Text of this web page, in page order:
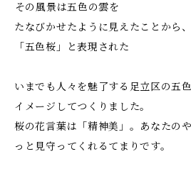
――その風景は五色の雲を
たなびかせたように見えたことから、
「五色桜」と表現された――
いまでも人々を魅了する足立区の五
イメージしてつくりました。
桜の花言葉は「精神美」。あなたの
っと見守ってくれるてまりです。